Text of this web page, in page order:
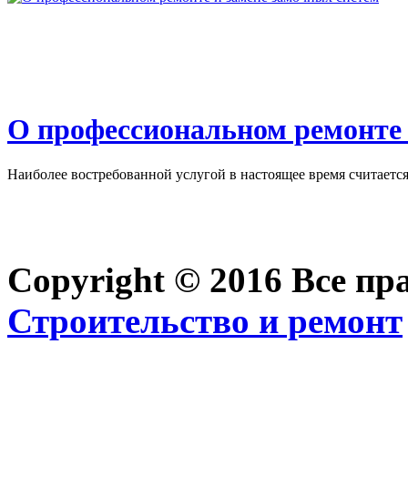
О профессиональном
Наиболее востребованной услугой в настоящее время
Copyright © 2016 Все
Строительство и ремонт